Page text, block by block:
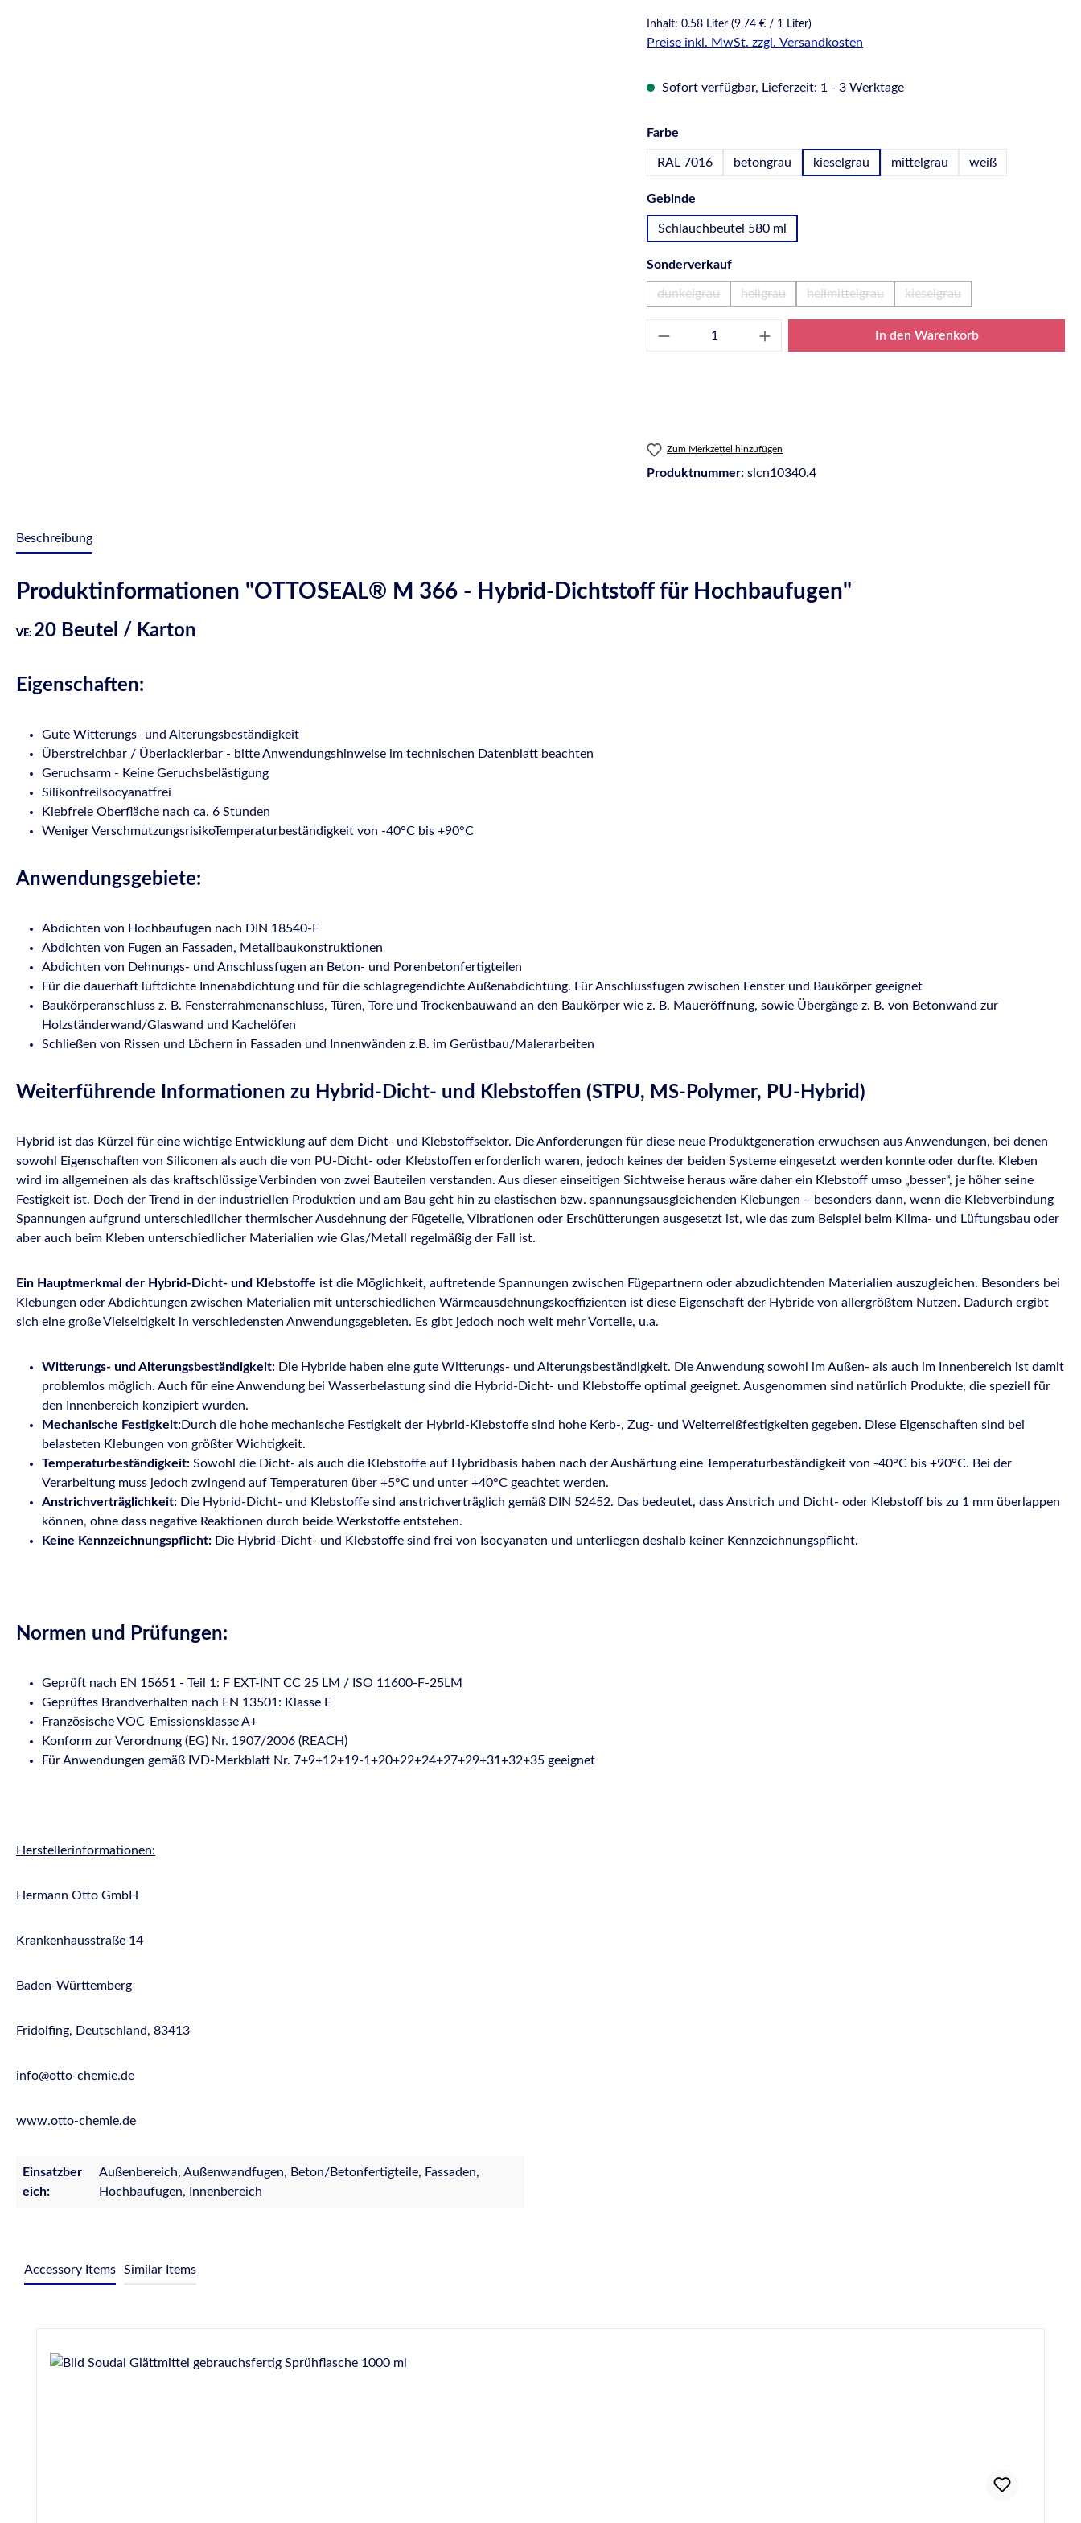
Inhalt: 0.58 Liter (9,74 € / 1 Liter)
Preise inkl. MwSt. zzgl. Versandkosten
Sofort verfügbar, Lieferzeit: 1 - 3 Werktage
Farbe
RAL 7016 betongrau kieselgrau mittelgrau weiß
Gebinde
Schlauchbeutel 580 ml
Sonderverkaufauswählen
dunkelgrau
(Diese Option ist zurzeit nicht verfügbar.)
hellgrau
(Diese Option ist zurzeit nicht verfügbar.)
hellmittelgrau
(Diese Option ist zurzeit nicht verfügbar.)
kieselgrau
(Diese Option ist zurzeit
Produkt Anzahl: Gib den gewünschten Wert ein
In den Warenkorb
Zum Merkzettel hinzufügen
Produktnummer: slcn10340.4
Beschreibung
Produktinformationen "OTTOSEAL® M 366 - Hybrid-Dichtstoff für Hochbaufugen"
VE: 20 Beutel / Karton
Eigenschaften:
Gute Witterungs- und Alterungsbeständigkeit
Überstreichbar / Überlackierbar - bitte Anwendungshinweise im technischen Datenblatt beachten
Geruchsarm - Keine Geruchsbelästigung
SilikonfreiIsocyanatfrei
Klebfreie Oberfläche nach ca. 6 Stunden
Weniger VerschmutzungsrisikoTemperaturbeständigkeit von -40°C bis +90°C
Anwendungsgebiete:
Abdichten von Hochbaufugen nach DIN 18540-F
Abdichten von Fugen an Fassaden, Metallbaukonstruktionen
Abdichten von Dehnungs- und Anschlussfugen an Beton- und Porenbetonfertigteilen
Für die dauerhaft luftdichte Innenabdichtung und für die schlagregendichte Außenabdichtung. Für Anschlussfugen zwischen Fenster und Baukörper geeignet
Baukörperanschluss z. B. Fensterrahmenanschluss, Türen, Tore und Trockenbauwand an den Baukörper wie z. B. Maueröffnung, sowie Übergänge z. B. von Betonwand zur
Holzständerwand/Glaswand und Kachelöfen
Schließen von Rissen und Löchern in Fassaden und Innenwänden z.B. im Gerüstbau/Malerarbeiten
Weiterführende Informationen zu Hybrid-Dicht- und Klebstoffen (STPU, MS-Polymer, PU-Hybrid)
Hybrid ist das Kürzel für eine wichtige Entwicklung auf dem Dicht- und Klebstoffsektor. Die Anforderungen für diese neue Produktgeneration erwuchsen aus Anwendungen, bei denen
sowohl Eigenschaften von Siliconen als auch die von PU-Dicht- oder Klebstoffen erforderlich waren, jedoch keines der beiden Systeme eingesetzt werden konnte oder durfte. Kleben
wird im allgemeinen als das kraftschlüssige Verbinden von zwei Bauteilen verstanden. Aus dieser einseitigen Sichtweise heraus wäre daher ein Klebstoff umso „besser“, je höher seine
Festigkeit ist. Doch der Trend in der industriellen Produktion und am Bau geht hin zu elastischen bzw. spannungsausgleichenden Klebungen – besonders dann, wenn die Klebverbindung
Spannungen aufgrund unterschiedlicher thermischer Ausdehnung der Fügeteile, Vibrationen oder Erschütterungen ausgesetzt ist, wie das zum Beispiel beim Klima- und Lüftungsbau oder
aber auch beim Kleben unterschiedlicher Materialien wie Glas/Metall regelmäßig der Fall ist.
Ein Hauptmerkmal der Hybrid-Dicht- und Klebstoffe ist die Möglichkeit, auftretende Spannungen zwischen Fügepartnern oder abzudichtenden Materialien auszugleichen. Besonders bei
Klebungen oder Abdichtungen zwischen Materialien mit unterschiedlichen Wärmeausdehnungskoeffizienten ist diese Eigenschaft der Hybride von allergrößtem Nutzen. Dadurch ergibt
sich eine große Vielseitigkeit in verschiedensten Anwendungsgebieten. Es gibt jedoch noch weit mehr Vorteile, u.a.
Witterungs- und Alterungsbeständigkeit: Die Hybride haben eine gute Witterungs- und Alterungsbeständigkeit. Die Anwendung sowohl im Außen- als auch im Innenbereich ist damit
problemlos möglich. Auch für eine Anwendung bei Wasserbelastung sind die Hybrid-Dicht- und Klebstoffe optimal geeignet. Ausgenommen sind natürlich Produkte, die speziell für
den Innenbereich konzipiert wurden.
Mechanische Festigkeit:Durch die hohe mechanische Festigkeit der Hybrid-Klebstoffe sind hohe Kerb-, Zug- und Weiterreißfestigkeiten gegeben. Diese Eigenschaften sind bei
belasteten Klebungen von größter Wichtigkeit.
Temperaturbeständigkeit: Sowohl die Dicht- als auch die Klebstoffe auf Hybridbasis haben nach der Aushärtung eine Temperaturbeständigkeit von -40°C bis +90°C. Bei der
Verarbeitung muss jedoch zwingend auf Temperaturen über +5°C und unter +40°C geachtet werden.
Anstrichverträglichkeit: Die Hybrid-Dicht- und Klebstoffe sind anstrichverträglich gemäß DIN 52452. Das bedeutet, dass Anstrich und Dicht- oder Klebstoff bis zu 1 mm überlappen
können, ohne dass negative Reaktionen durch beide Werkstoffe entstehen.
Keine Kennzeichnungspflicht: Die Hybrid-Dicht- und Klebstoffe sind frei von Isocyanaten und unterliegen deshalb keiner Kennzeichnungspflicht.
Normen und Prüfungen:
Geprüft nach EN 15651 - Teil 1: F EXT-INT CC 25 LM / ISO 11600-F-25LM
Geprüftes Brandverhalten nach EN 13501: Klasse E
Französische VOC-Emissionsklasse A+
Konform zur Verordnung (EG) Nr. 1907/2006 (REACH)
Für Anwendungen gemäß IVD-Merkblatt Nr. 7+9+12+19-1+20+22+24+27+29+31+32+35 geeignet
Herstellerinformationen:
Hermann Otto GmbH
Krankenhausstraße 14
Baden-Württemberg
Fridolfing, Deutschland, 83413
info@otto-chemie.de
www.otto-chemie.de
Einsatzber
eich:
Außenbereich, Außenwandfugen, Beton/Betonfertigteile, Fassaden,
Hochbaufugen, Innenbereich
Accessory Items Similar Items